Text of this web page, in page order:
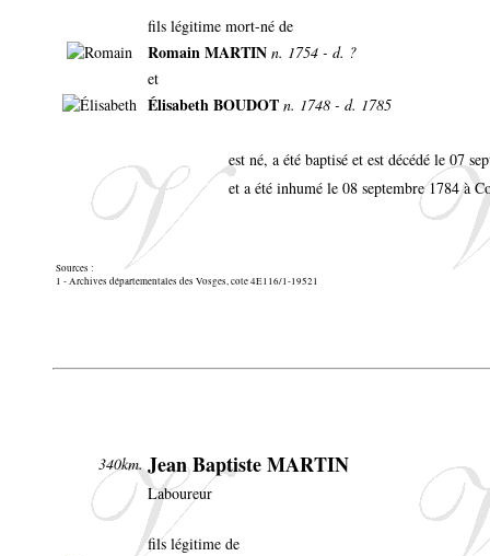
fils légitime mort-né de
Romain MARTIN n. 1754 - d. ?
et
Élisabeth BOUDOT n. 1748 - d. 1785
est né, a été baptisé et est décédé le 07
et a été inhumé le 08 septembre 1784 à
Sources :
1 - Archives départementales des Vosges, cote 4E116/1-19521
340km. Jean Baptiste MARTIN
Laboureur
fils légitime de